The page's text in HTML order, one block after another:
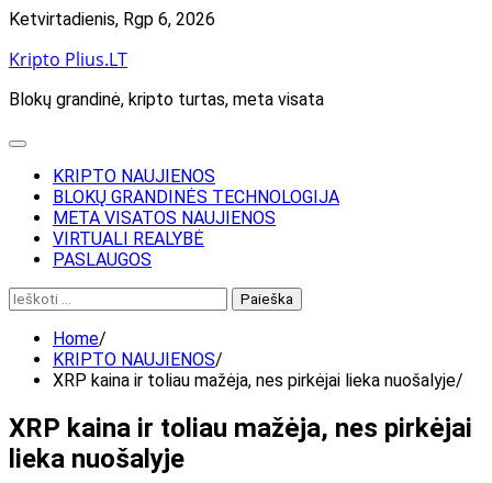
Skip
content
Ketvirtadienis, Rgp 6, 2026
Kripto Plius.LT
Blokų grandinė, kripto turtas, meta visata
KRIPTO NAUJIENOS
BLOKŲ GRANDINĖS TECHNOLOGIJA
META VISATOS NAUJIENOS
VIRTUALI REALYBĖ
PASLAUGOS
Ieškoti:
Home
KRIPTO NAUJIENOS
XRP kaina ir toliau mažėja, nes pirkėjai lieka nuošalyje
XRP kaina ir toliau mažėja, nes pirkėjai
lieka nuošalyje